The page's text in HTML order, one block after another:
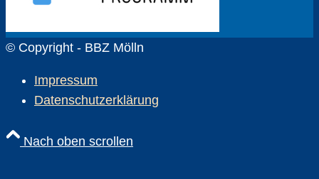
© Copyright - BBZ Mölln
Impressum
Datenschutzerklärung
Nach oben scrollen